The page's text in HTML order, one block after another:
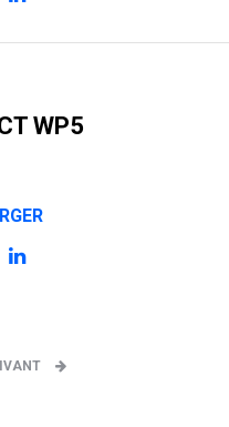
WP5